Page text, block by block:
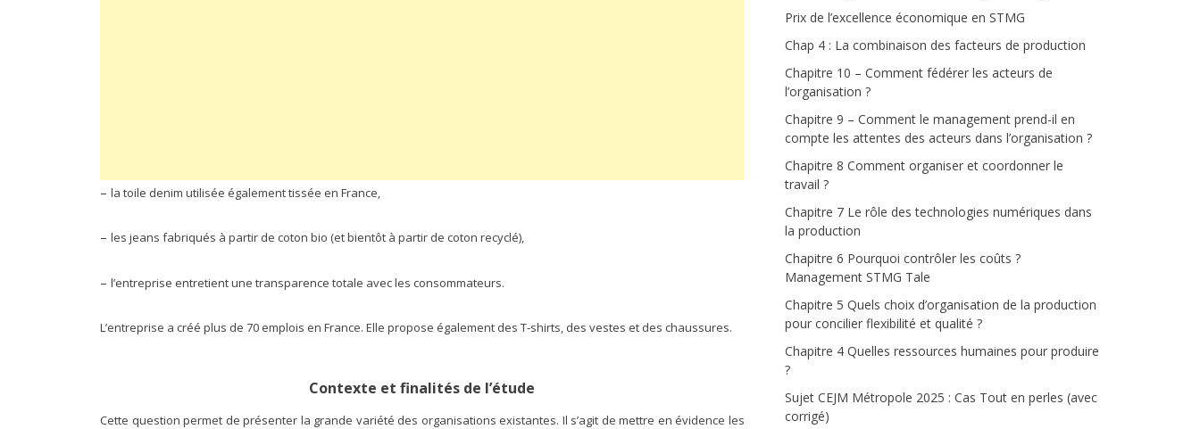
– la toile denim utilisée également tissée en France,
– les jeans fabriqués à partir de coton bio (et bientôt à partir de coton recyclé),
– l’entreprise entretient une transparence totale avec les consommateurs.
L’entreprise a créé plus de 70 emplois en France. Elle propose également des T-shirts, des vestes et des chaussures.
Contexte et finalités de l’étude
Cette question permet de présenter la grande variété des organisations existantes. Il s’agit de mettre en évidence les
Prix de l’excellence économique en STMG
Chap 4 : La combinaison des facteurs de production
Chapitre 10 – Comment fédérer les acteurs de
l’organisation ?
Chapitre 9 – Comment le management prend-il en
compte les attentes des acteurs dans l’organisation ?
Chapitre 8 Comment organiser et coordonner le
travail ?
Chapitre 7 Le rôle des technologies numériques dans
la production
Chapitre 6 Pourquoi contrôler les coûts ?
Management STMG Tale
Chapitre 5 Quels choix d’organisation de la production
pour concilier flexibilité et qualité ?
Chapitre 4 Quelles ressources humaines pour produire
?
Sujet CEJM Métropole 2025 : Cas Tout en perles (avec
corrigé)